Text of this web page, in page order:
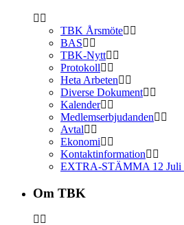
TBK Årsmöte
BAS
TBK-Nytt
Protokoll
Heta Arbeten
Diverse Dokument
Kalender
Medlemserbjudanden
Avtal
Ekonomi
Kontaktinformation
EXTRA-STÄMMA 12 Juli
Om TBK